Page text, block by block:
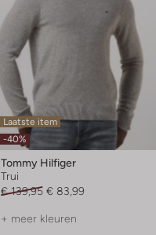
Laatste item
-40%
Tommy Hilfiger
Trui
€ 139,95 € 83,99
+ meer kleuren